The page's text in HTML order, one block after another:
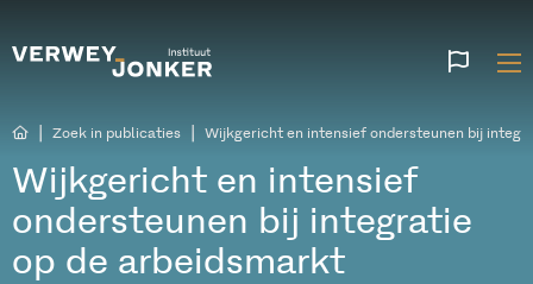
Zoek in publicaties Wijkgericht en intensief ondersteunen bij
Wijkgericht en intensief
ondersteunen bij integratie
op de arbeidsmarkt